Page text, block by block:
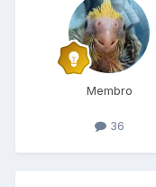
Membro
36